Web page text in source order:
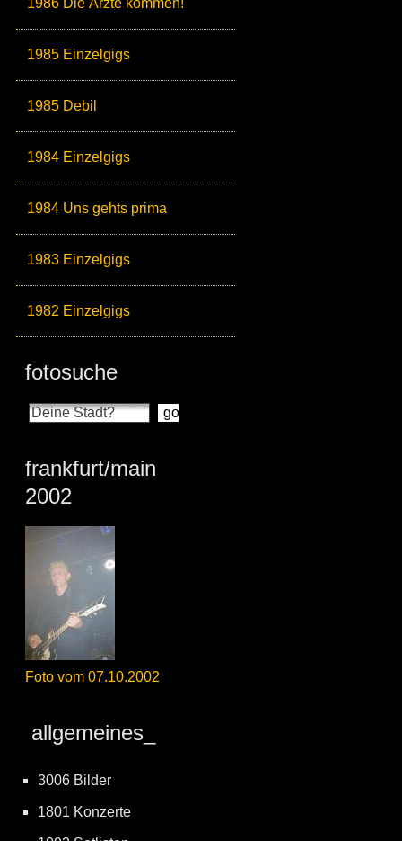
1986 Die Ärzte kommen!
1985 Einzelgigs
1985 Debil
1984 Einzelgigs
1984 Uns gehts prima
1983 Einzelgigs
1982 Einzelgigs
fotosuche
frankfurt/main
2002
Foto vom 07.10.2002
allgemeines_
3006 Bilder
1801 Konzerte